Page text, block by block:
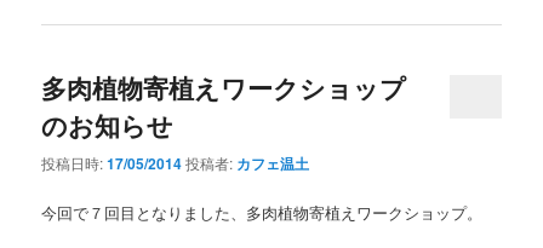
多肉植物寄植えワークショップ
のお知らせ
投稿日時:17/05/2014投稿者: カフェ温土
今回で７回目となりました、多肉植物寄植えワークショップ。